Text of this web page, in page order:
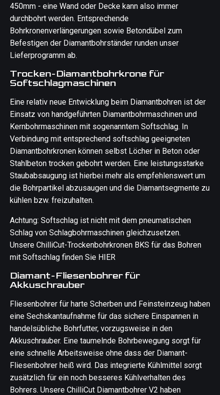
450mm - eine Wand oder Decke kann also immer
durchbohrt werden. Entsprechende
Bohrkronenverlängerungen sowie Betondübel zum
Befestigen der Diamantbohrständer runden unser
Lieferprogramm ab.
Trocken-Diamantbohrkrone für
Softschlagmaschinen
Eine relativ neue Entwicklung beim Diamantbohren ist der
Einsatz von handgeführten Diamantbohrmaschinen und
Kernbohrmaschinen mit sogenanntem Softschlag. In
Verbindung mit entsprechend softschlag geeigneten
Diamantbohrkronen können selbst Löcher in Beton oder
Stahlbeton trocken gebohrt werden. Eine leistungsstarke
Staubabsaugung ist hierbei mehr als empfehlenswert um
die Bohrpartikel abzusaugen und die Diamantsegmente zu
kühlen bzw. freizuhalten.
Achtung: Softschlag ist nicht mit dem pneumatischen
Schlag von Schlagbohrmaschinen gleichzusetzen.
Unsere ChilliCut-Trockenbohrkronen BKS für das Bohren
mit Softschlag finden Sie HIER
Diamant-Fliesenbohrer für
Akkuschrauber
Fliesenbohrer für harte Scherben und Feinsteinzeug haben
eine Sechskantaufnahme für das sichere Einspannen in
handelsübliche Bohrfutter, vorzugsweise in den
Akkuschrauber. Eine taumelnde Bohrbewegung sorgt für
eine schnelle Arbeitsweise ohne dass der Diamant-
Fliesenbohrer heiß wird. Das integrierte Kühlmittel sorgt
zusätzlich für ein noch besseres Kühlverhalten des
Bohrers. Unsere ChilliCut Diamantbohrer V2 haben